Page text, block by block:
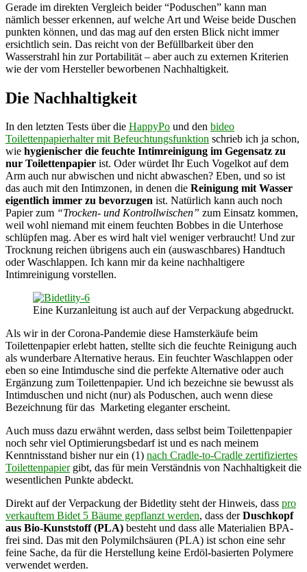
Gerade im direkten Vergleich beider “Poduschen” kann man
nämlich besser erkennen, auf welche Art und Weise beide Duschen
punkten können, und das mag auf den ersten Blick nicht immer
ersichtlich sein. Das reicht von der Befüllbarkeit über den
Wasserstrahl hin zur Portabilität – aber auch zu externen Kriterien
wie der vom Hersteller beworbenen Nachhaltigkeit.
Die Nachhaltigkeit
In den letzten Tests über die HappyPo und den bideo
Toilettenpapierhalter mit Befeuchtungsfunktion schrieb ich ja schon,
wie hygienischer die feuchte Intimreinigung im Gegensatz zu
nur Toilettenpapier ist. Oder würdet Ihr Euch Vogelkot auf dem
Arm auch nur abwischen und nicht abwaschen? Eben, und so ist
das auch mit den Intimzonen, in denen die Reinigung mit Wasser
eigentlich immer zu bevorzugen ist. Natürlich kann auch noch
Papier zum “Trocken- und Kontrollwischen” zum Einsatz kommen,
weil wohl niemand mit einem feuchten Bobbes in die Unterhose
schlüpfen mag. Aber es wird halt viel weniger verbraucht! Und zur
Trocknung reichen übrigens auch ein (auswaschbares) Handtuch
oder Waschlappen. Ich kann mir da keine nachhaltigere
Intimreinigung vorstellen.
Eine Kurzanleitung ist auch auf der Verpackung abgedruckt.
Als wir in der Corona-Pandemie diese Hamsterkäufe beim
Toilettenpapier erlebt hatten, stellte sich die feuchte Reinigung auch
als wunderbare Alternative heraus. Ein feuchter Waschlappen oder
eben so eine Intimdusche sind die perfekte Alternative oder auch
Ergänzung zum Toilettenpapier. Und ich bezeichne sie bewusst als
Intimduschen und nicht (nur) als Poduschen, auch wenn diese
Bezeichnung für das Marketing eleganter erscheint.
Auch muss dazu erwähnt werden, dass selbst beim Toilettenpapier
noch sehr viel Optimierungsbedarf ist und es nach meinem
Kenntnisstand bisher nur ein (1) nach Cradle-to-Cradle zertifiziertes
Toilettenpapiergibt, das für mein Verständnis von Nachhaltigkeit die
wesentlichen Punkte abdeckt.
Direkt auf der Verpackung der Bidetlity steht der Hinweis, dass pro
verkauftem Bidet 5 Bäume gepflanzt werden, dass derDuschkopf
aus Bio-Kunststoff (PLA) besteht und dass alle Materialien BPA-
frei sind. Das mit den Polymilchsäuren (PLA) ist schon eine sehr
feine Sache, da für die Herstellung keine Erdöl-basierten Polymere
verwendet werden.